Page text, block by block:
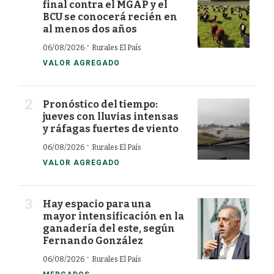
final contra el MGAP y el
BCU se conocerá recién en
al menos dos años
06/08/2026 · Rurales El País
VALOR AGREGADO
Pronóstico del tiempo:
jueves con lluvias intensas
y ráfagas fuertes de viento
06/08/2026 · Rurales El País
VALOR AGREGADO
Hay espacio para una
mayor intensificación en la
ganadería del este, según
Fernando González
06/08/2026 · Rurales El País